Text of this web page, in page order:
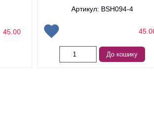
45.00
Артикул: BSH094-4
До кошику